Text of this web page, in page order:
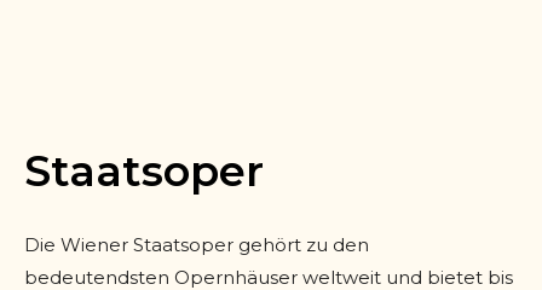
Staatsoper
Die Wiener Staatsoper gehört zu den
bedeutendsten Opernhäuser weltweit und bietet bis